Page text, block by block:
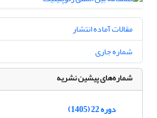
مقالات آماده انتشار
شماره جاری
شماره‌های پیشین نشریه
دوره 22 (1405)